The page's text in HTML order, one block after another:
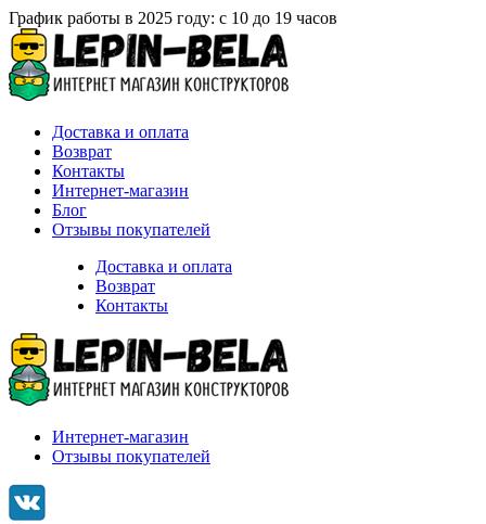
График работы в 2025 году: с 10 до 19 часов
Доставка и оплата
Возврат
Контакты
Интернет-магазин
Блог
Отзывы покупателей
Доставка и оплата
Возврат
Контакты
Интернет-магазин
Отзывы покупателей